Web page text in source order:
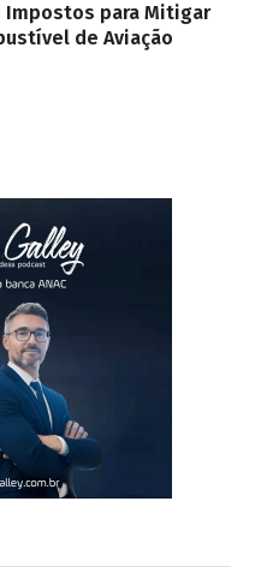
Impostos para Mitigar
de Aviação